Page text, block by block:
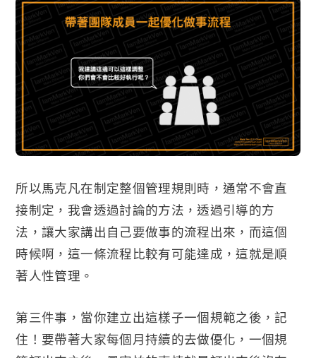
所以馬克凡在制定整個管理規則時，通常不會直
接制定，我會透過討論的方法，透過引導的方
法，讓大家講出自己要做事的流程出來，而這個
時候啊，這一條流程比較有可能達成，這就是順
著人性管理。
第三件事，當你建立出這樣子一個規範之後，記
住！要帶著大家每個月持續的去做優化，一個規